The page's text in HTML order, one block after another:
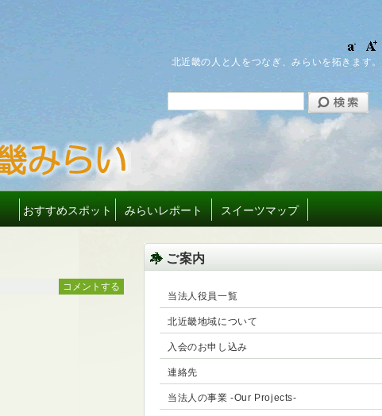
北近畿の人と人をつなぎ、みらいを拓きます。
おすすめスポット みらいレポート スイーツマップ
コメントする
ご案内
当法人役員一覧
北近畿地域について
入会のお申し込み
連絡先
当法人の事業 -Our Projects-